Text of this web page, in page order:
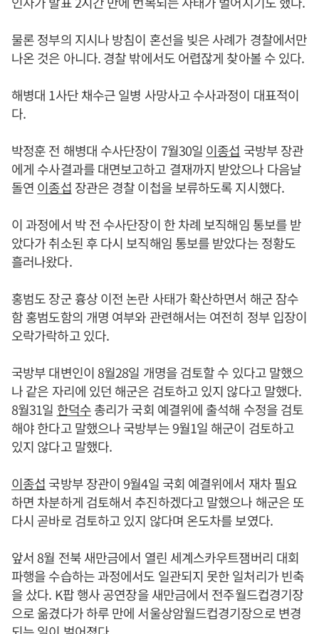
물론 정부의 지시나 방침이 혼선을 빚은 사례가 경찰에서만
나온 것은 아니다. 경찰 밖에서도 어렵잖게 찾아볼 수 있다.
해병대 1사단 채수근 일병 사망사고 수사과정이 대표적이
다.
박정훈 전 해병대 수사단장이 7월30일 이종섭 국방부 장관
에게 수사결과를 대면보고하고 결재까지 받았으나 다음날
돌연 이종섭 장관은 경찰 이첩을 보류하도록 지시했다.
이 과정에서 박 전 수사단장이 한 차례 보직해임 통보를 받
았다가 취소된 후 다시 보직해임 통보를 받았다는 정황도
흘러나왔다.
홍범도 장군 흉상 이전 논란 사태가 확산하면서 해군 잠수
함 홍범도함의 개명 여부와 관련해서는 여전히 정부 입장이
오락가락하고 있다.
국방부 대변인이 8월28일 개명을 검토할 수 있다고 말했으
나 같은 자리에 있던 해군은 검토하고 있지 않다고 말했다.
8월31일 한덕수총리가 국회 예결위에 출석해 수정을 검토
해야 한다고 말했으나 국방부는 9월1일 해군이 검토하고
있지 않다고 말했다.
이종섭 국방부 장관이 9월4일 국회 예결위에서 재차 필요
하면 차분하게 검토해서 추진하겠다고 말했으나 해군은 또
다시 곧바로 검토하고 있지 않다며 온도차를 보였다.
앞서 8월 전북 새만금에서 열린 세계스카우트잼버리 대회
파행을 수습하는 과정에서도 일관되지 못한 일처리가 빈축
을 샀다. K팝 행사 공연장을 새만금에서 전주월드컵경기장
으로 옮겼다가 하루 만에 서울상암월드컵경기장으로 변경